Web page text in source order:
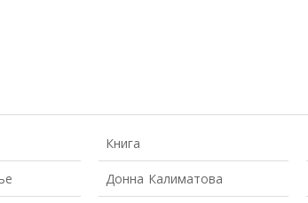
Книга
Донна Калиматова